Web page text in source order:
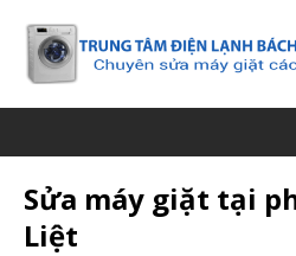
Sửa máy giặt tại
Liệt